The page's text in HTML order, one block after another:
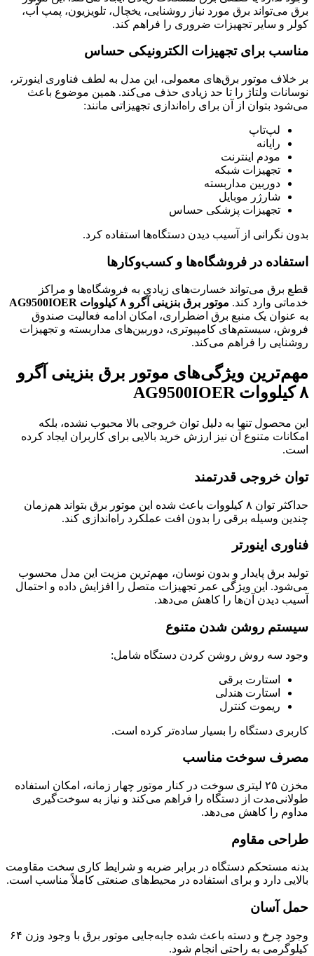
برق می‌تواند برق مورد نیاز روشنایی، یخچال، تلویزیون، پمپ آب،
کولر و سایر تجهیزات ضروری را فراهم کند.
مناسب برای تجهیزات الکترونیکی حساس
بر خلاف موتور برق‌های معمولی، این مدل به لطف فناوری اینورتر،
نوسانات ولتاژ را تا حد زیادی حذف می‌کند. همین موضوع باعث
می‌شود بتوان از آن برای راه‌اندازی تجهیزاتی مانند:
لپ‌تاپ
رایانه
مودم اینترنت
تجهیزات شبکه
دوربین مداربسته
شارژر موبایل
تجهیزات پزشکی حساس
بدون نگرانی از آسیب دیدن دستگاه‌ها استفاده کرد.
استفاده در فروشگاه‌ها و کسب‌وکارها
قطع برق می‌تواند خسارت‌های زیادی به فروشگاه‌ها و مراکز
خدماتی وارد کند. موتور برق بنزینی آگرو ۸ کیلووات AG9500IOER
به عنوان یک منبع برق اضطراری، امکان ادامه فعالیت صندوق
فروش، سیستم‌های کامپیوتری، دوربین‌های مداربسته و تجهیزات
روشنایی را فراهم می‌کند.
مهم‌ترین ویژگی‌های موتور برق بنزینی آگرو
۸ کیلووات AG9500IOER
این محصول تنها به دلیل توان خروجی بالا محبوب نشده، بلکه
امکانات متنوع آن نیز ارزش خرید بالایی برای کاربران ایجاد کرده
است.
توان خروجی قدرتمند
حداکثر توان ۸ کیلووات باعث شده این موتور برق بتواند هم‌زمان
چندین وسیله برقی را بدون افت عملکرد راه‌اندازی کند.
فناوری اینورتر
تولید برق پایدار و بدون نوسان، مهم‌ترین مزیت این مدل محسوب
می‌شود. این ویژگی عمر تجهیزات متصل را افزایش داده و احتمال
آسیب دیدن آن‌ها را کاهش می‌دهد.
سیستم روشن شدن متنوع
وجود سه روش روشن کردن دستگاه شامل:
استارت برقی
استارت هندلی
ریموت کنترل
کاربری دستگاه را بسیار ساده‌تر کرده است.
مصرف سوخت مناسب
مخزن ۲۵ لیتری سوخت در کنار موتور چهار زمانه، امکان استفاده
طولانی‌مدت از دستگاه را فراهم می‌کند و نیاز به سوخت‌گیری
مداوم را کاهش می‌دهد.
طراحی مقاوم
بدنه مستحکم دستگاه در برابر ضربه و شرایط کاری سخت مقاومت
بالایی دارد و برای استفاده در محیط‌های صنعتی کاملاً مناسب است.
حمل آسان
وجود چرخ و دسته باعث شده جابه‌جایی موتور برق با وجود وزن ۶۴
کیلوگرمی به راحتی انجام شود.